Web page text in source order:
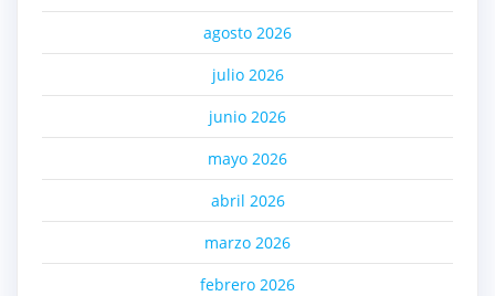
agosto 2026
julio 2026
junio 2026
mayo 2026
abril 2026
marzo 2026
febrero 2026